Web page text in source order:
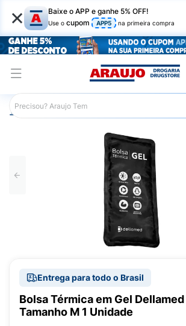
× Baixe o APP e ganhe 5% OFF!
Use o cupom APP5 na primeira compra
Araujo Saúde e Bem Estar
Entrega para todo o Brasil
Bolsa Térmica em Gel Dellamed
Tamanho M 1 Unidade